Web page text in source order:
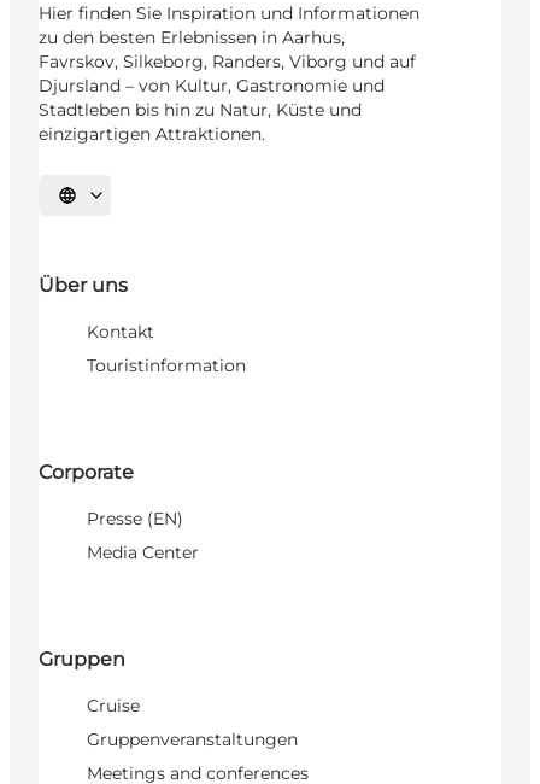
Hier finden Sie Inspiration und Informationen
zu den besten Erlebnissen in Aarhus,
Favrskov, Silkeborg, Randers, Viborg und auf
Djursland – von Kultur, Gastronomie und
Stadtleben bis hin zu Natur, Küste und
einzigartigen Attraktionen.
Sprache auswählen
Über uns
Kontakt
Touristinformation
Corporate
Presse (EN)
Media Center
Gruppen
Cruise
Gruppenveranstaltungen
Meetings and conferences